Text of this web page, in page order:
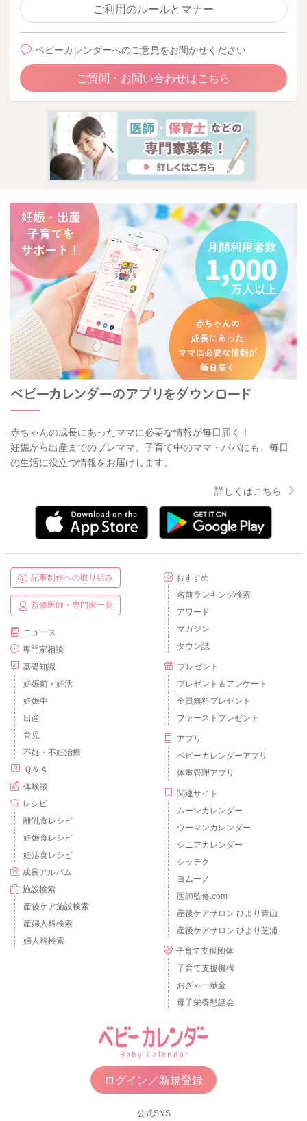
ご利用のルールとマナー
ベビーカレンダーへのご意見をお聞かせください
ご質問・お問い合わせはこちら
赤ちゃんの成長にあったママに必要な情報が毎日届く！
妊娠から出産までのプレママ、子育て中のママ・パパにも、毎日
の生活に役立つ情報をお届けします。
詳しくはこちら
記事制作への取り組み
監修医師・専門家一覧
ニュース
専門家相談
基礎知識
妊娠前・妊活
妊娠中
出産
育児
不妊・不妊治療
Ｑ＆Ａ
体験談
レシピ
離乳食レシピ
妊娠食レシピ
妊活食レシピ
成長アルバム
施設検索
産後ケア施設検索
産婦人科検索
婦人科検索
おすすめ
名前ランキング検索
アワード
マガジン
タウン誌
プレゼント
プレゼント＆アンケート
全員無料プレゼント
ファーストプレゼント
アプリ
ベビーカレンダーアプリ
体重管理アプリ
関連サイト
ムーンカレンダー
ウーマンカレンダー
シニアカレンダー
シッテク
ヨムーノ
医師監修.com
産後ケアサロン ひより青山
産後ケアサロン ひより芝浦
子育て支援団体
子育て支援機構
おぎゃー献金
母子栄養懇話会
ログイン／新規登録
公式SNS